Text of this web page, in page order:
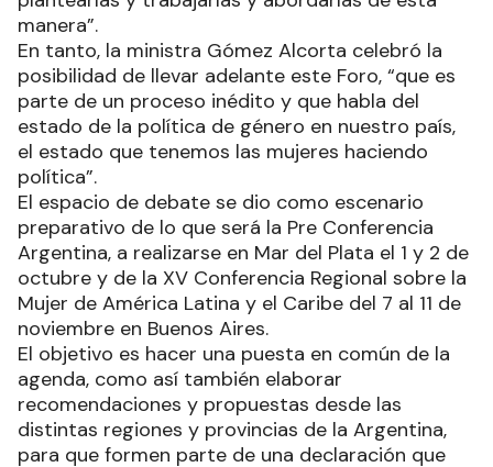
manera”.
En tanto, la ministra Gómez Alcorta celebró la
posibilidad de llevar adelante este Foro, “que es
parte de un proceso inédito y que habla del
estado de la política de género en nuestro país,
el estado que tenemos las mujeres haciendo
política”.
El espacio de debate se dio como escenario
preparativo de lo que será la Pre Conferencia
Argentina, a realizarse en Mar del Plata el 1 y 2 de
octubre y de la XV Conferencia Regional sobre la
Mujer de América Latina y el Caribe del 7 al 11 de
noviembre en Buenos Aires.
El objetivo es hacer una puesta en común de la
agenda, como así también elaborar
recomendaciones y propuestas desde las
distintas regiones y provincias de la Argentina,
para que formen parte de una declaración que